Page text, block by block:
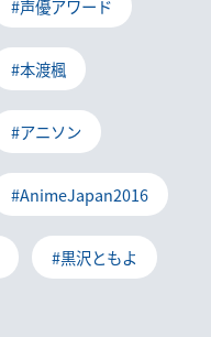
#声優アワード
#本渡楓
#アニソン
#AnimeJapan2016
#黒沢ともよ